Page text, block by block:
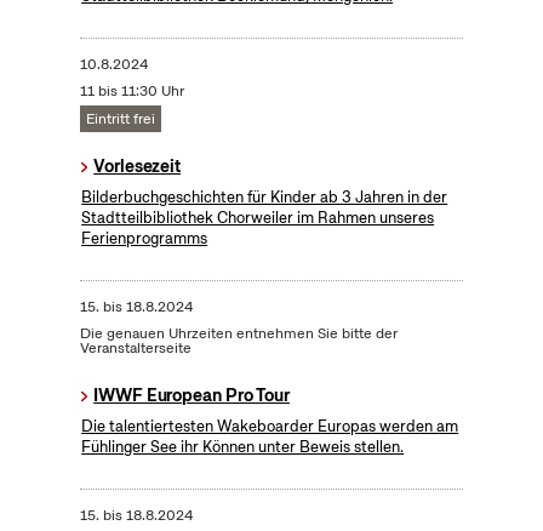
10.8.2024
11 bis 11:30 Uhr
Eintritt frei
Vorlesezeit
Bilderbuchgeschichten für Kinder ab 3 Jahren in der
Stadtteilbibliothek Chorweiler im Rahmen unseres
Ferienprogramms
15. bis18.8.2024
Die genauen Uhrzeiten entnehmen Sie bitte der
Veranstalterseite
IWWF European Pro Tour
Die talentiertesten Wakeboarder Europas werden am
Fühlinger See ihr Können unter Beweis stellen.
15. bis18.8.2024